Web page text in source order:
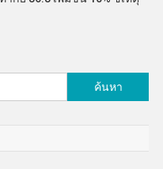
สำหรับ: